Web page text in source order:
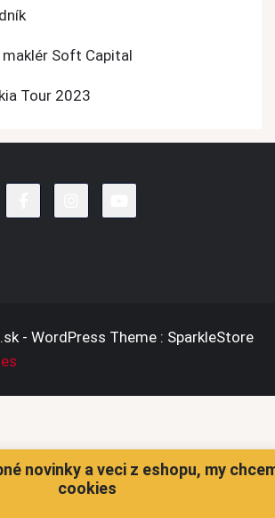
maklér Soft Capital
Tour 2023
- WordPress Theme : SparkleStore
novinky a veci z eshopu, my
cookies